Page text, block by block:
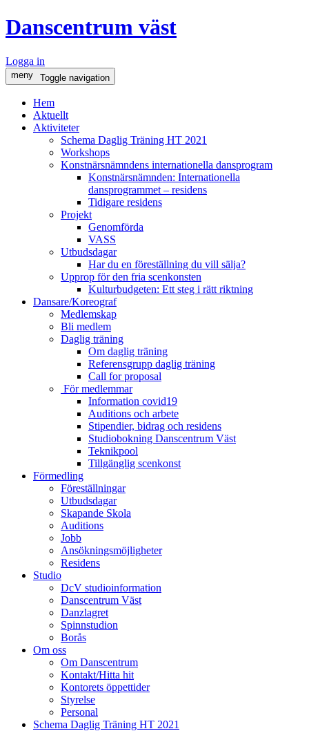
Danscentrum väst
Logga in
meny Toggle navigation
Hem
Aktuellt
Aktiviteter
Schema Daglig Träning HT 2021
Workshops
Konstnärsnämndens internationella dansprogram
Konstnärsnämnden: Internationella
dansprogrammet – residens
Tidigare residens
Projekt
Genomförda
VASS
Utbudsdagar
Har du en föreställning du vill sälja?
Upprop för den fria scenkonsten
Kulturbudgeten: Ett steg i rätt riktning
Dansare/Koreograf
Medlemskap
Bli medlem
Daglig träning
Om daglig träning
Referensgrupp daglig träning
Call for proposal
För medlemmar
Information covid19
Auditions och arbete
Stipendier, bidrag och residens
Studiobokning Danscentrum Väst
Teknikpool
Tillgänglig scenkonst
Förmedling
Föreställningar
Utbudsdagar
Skapande Skola
Auditions
Jobb
Ansökningsmöjligheter
Residens
Studio
DcV studioinformation
Danscentrum Väst
Danzlagret
Spinnstudion
Borås
Om oss
Om Danscentrum
Kontakt/Hitta hit
Kontorets öppettider
Styrelse
Personal
Schema Daglig Träning HT 2021